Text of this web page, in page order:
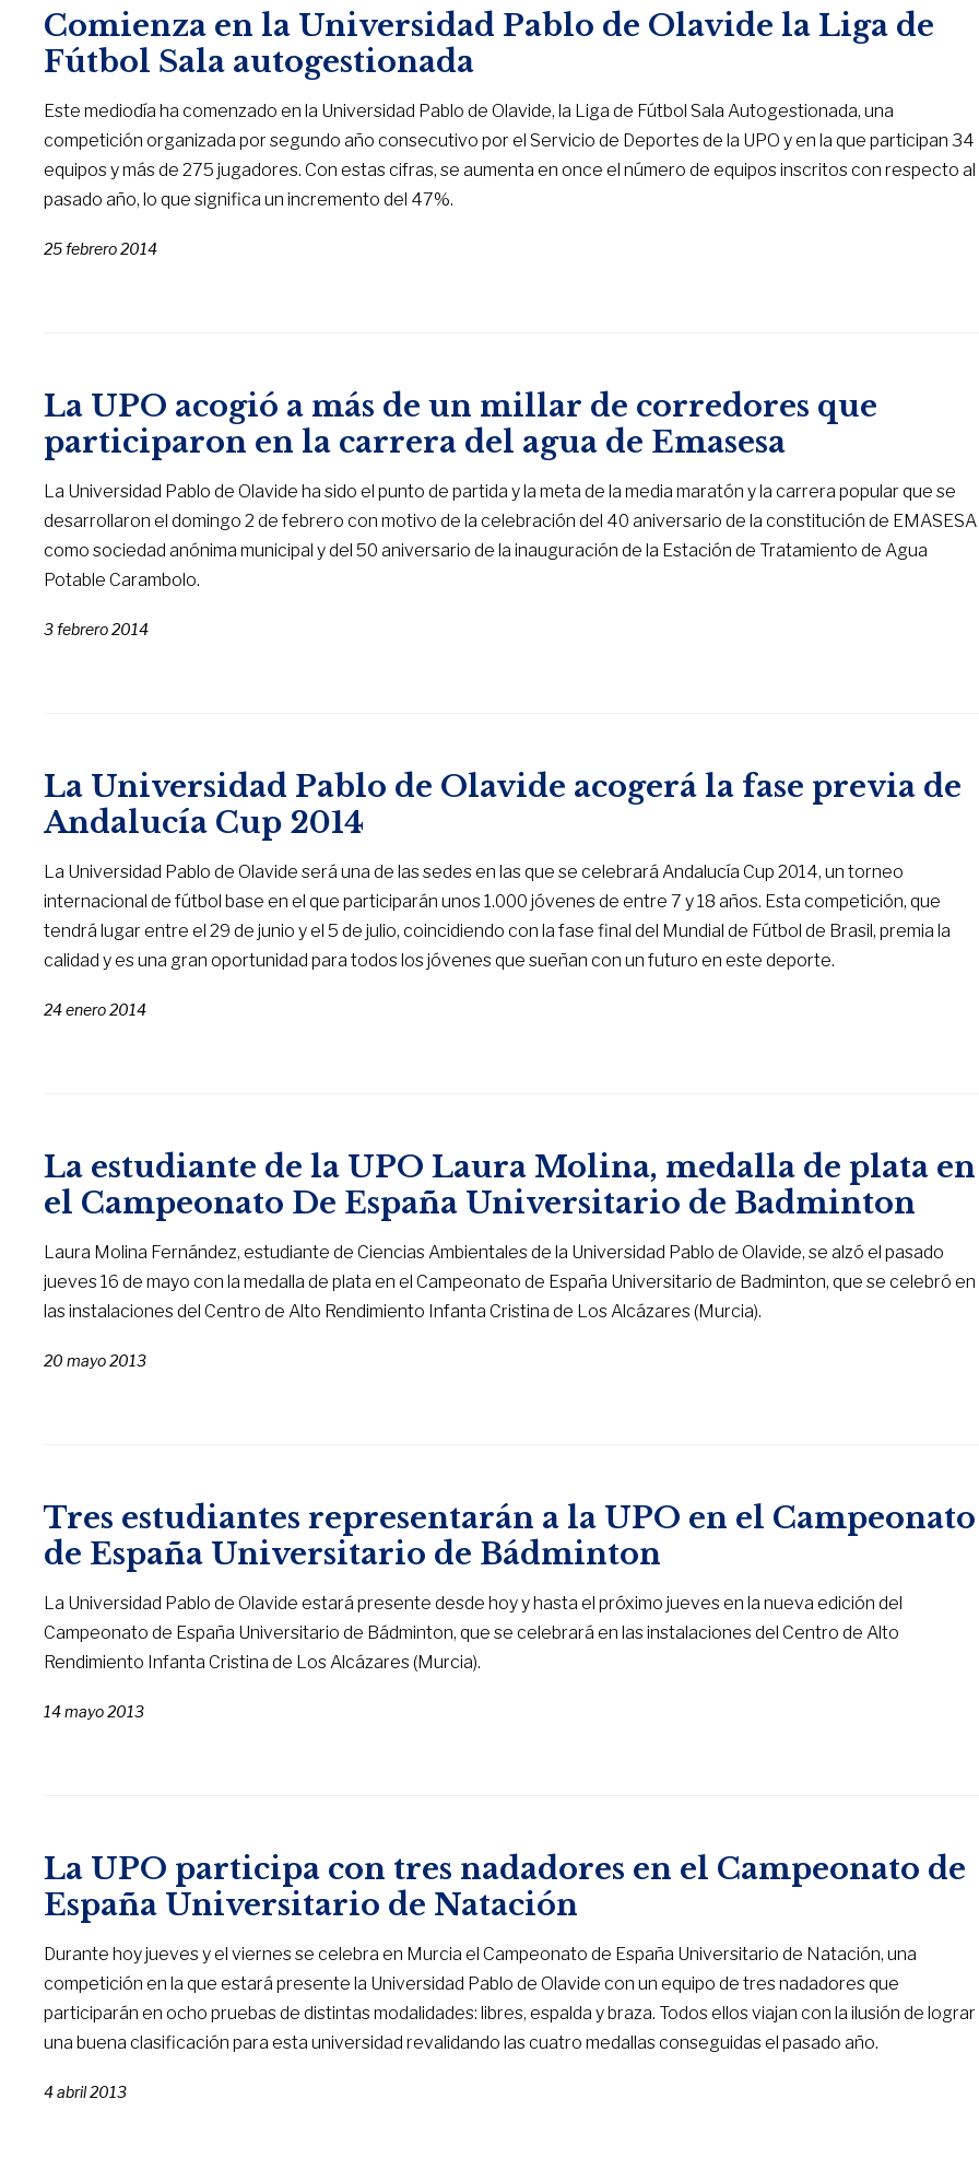
Comienza en la Universidad Pablo de Olavide la Liga de
Fútbol Sala autogestionada
Este mediodía ha comenzado en la Universidad Pablo de Olavide, la Liga de Fútbol Sala Autogestionada, una
competición organizada por segundo año consecutivo por el Servicio de Deportes de la UPO y en la que participan 34
equipos y más de 275 jugadores. Con estas cifras, se aumenta en once el número de equipos inscritos con respecto al
pasado año, lo que significa un incremento del 47%.
25 febrero 2014
La UPO acogió a más de un millar de corredores que
participaron en la carrera del agua de Emasesa
La Universidad Pablo de Olavide ha sido el punto de partida y la meta de la media maratón y la carrera popular que se
desarrollaron el domingo 2 de febrero con motivo de la celebración del 40 aniversario de la constitución de EMASESA
como sociedad anónima municipal y del 50 aniversario de la inauguración de la Estación de Tratamiento de Agua
Potable Carambolo.
3 febrero 2014
La Universidad Pablo de Olavide acogerá la fase previa de
Andalucía Cup 2014
La Universidad Pablo de Olavide será una de las sedes en las que se celebrará Andalucía Cup 2014, un torneo
internacional de fútbol base en el que participarán unos 1.000 jóvenes de entre 7 y 18 años. Esta competición, que
tendrá lugar entre el 29 de junio y el 5 de julio, coincidiendo con la fase final del Mundial de Fútbol de Brasil, premia la
calidad y es una gran oportunidad para todos los jóvenes que sueñan con un futuro en este deporte.
24 enero 2014
La estudiante de la UPO Laura Molina, medalla de plata en
el Campeonato De España Universitario de Badminton
Laura Molina Fernández, estudiante de Ciencias Ambientales de la Universidad Pablo de Olavide, se alzó el pasado
jueves 16 de mayo con la medalla de plata en el Campeonato de España Universitario de Badminton, que se celebró en
las instalaciones del Centro de Alto Rendimiento Infanta Cristina de Los Alcázares (Murcia).
20 mayo 2013
Tres estudiantes representarán a la UPO en el Campeonato
de España Universitario de Bádminton
La Universidad Pablo de Olavide estará presente desde hoy y hasta el próximo jueves en la nueva edición del
Campeonato de España Universitario de Bádminton, que se celebrará en las instalaciones del Centro de Alto
Rendimiento Infanta Cristina de Los Alcázares (Murcia).
14 mayo 2013
La UPO participa con tres nadadores en el Campeonato de
España Universitario de Natación
Durante hoy jueves y el viernes se celebra en Murcia el Campeonato de España Universitario de Natación, una
competición en la que estará presente la Universidad Pablo de Olavide con un equipo de tres nadadores que
participarán en ocho pruebas de distintas modalidades: libres, espalda y braza. Todos ellos viajan con la ilusión de lograr
una buena clasificación para esta universidad revalidando las cuatro medallas conseguidas el pasado año.
4 abril 2013